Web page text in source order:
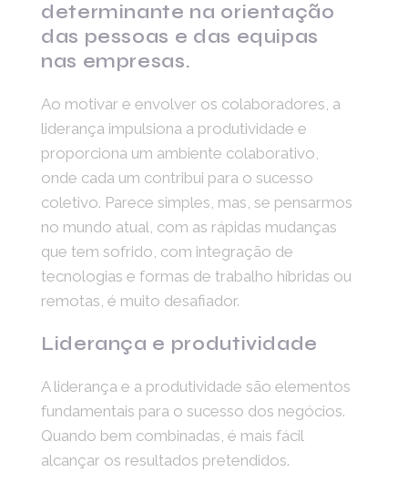
determinante na orientação
das pessoas e das equipas
nas empresas.
Ao motivar e envolver os colaboradores, a
liderança impulsiona a produtividade e
proporciona um ambiente colaborativo,
onde cada um contribui para o sucesso
coletivo. Parece simples, mas, se pensarmos
no mundo atual, com as rápidas mudanças
que tem sofrido, com integração de
tecnologias e formas de trabalho híbridas ou
remotas, é muito desafiador.
Liderança e produtividade
A liderança e a produtividade são elementos
fundamentais para o sucesso dos negócios.
Quando bem combinadas, é mais fácil
alcançar os resultados pretendidos.